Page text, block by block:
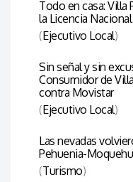
Todo en casa:
la Licencia
(Ejecutivo Local)
Sin señal y sin
Consumidor de
contra Movistar
(Ejecutivo Local)
Las nevadas
Pehuenia-
(Turismo)